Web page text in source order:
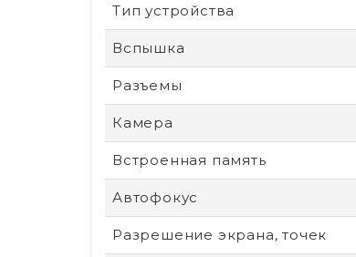
Тип устройства
Вспышка
Разъемы
Камера
Встроенная память
Автофокус
Разрешение экрана, точек